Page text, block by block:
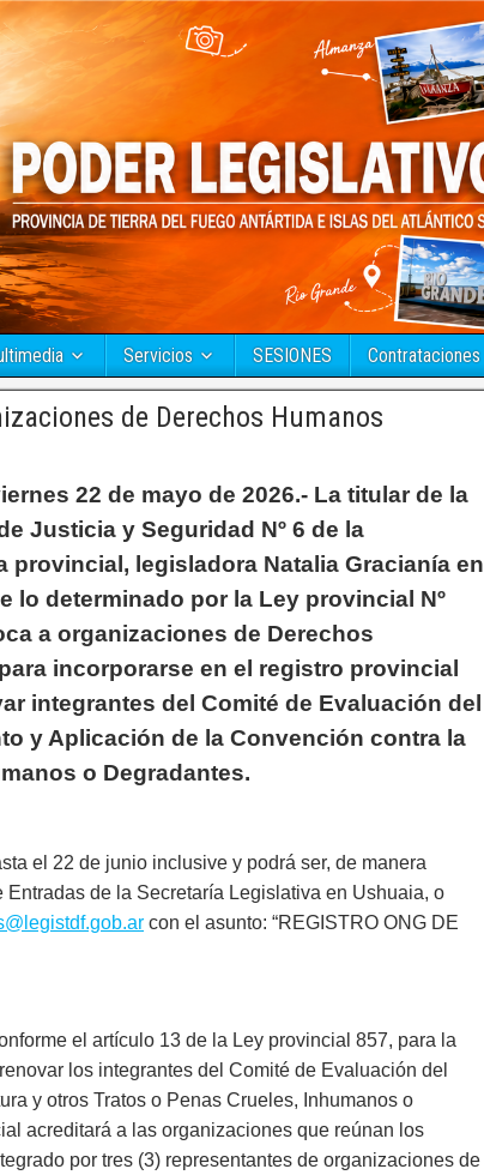
Servicios SESIONES Contrataciones
de Derechos Humanos
22 de mayo de 2026.- La titular de la
Justicia y Seguridad Nº 6 de la
provincial, legisladora Natalia Gracianía en
lo determinado por la Ley provincial Nº
a organizaciones de Derechos
incorporarse en el registro provincial
integrantes del Comité de Evaluación del
y Aplicación de la Convención contra la
o Degradantes.
el 22 de junio inclusive y podrá ser, de manera
de la Secretaría Legislativa en Ushuaia, o
con el asunto: “REGISTRO ONG DE
el artículo 13 de la Ley provincial 857, para la
los integrantes del Comité de Evaluación del
y otros Tratos o Penas Crueles, Inhumanos o
acreditará a las organizaciones que reúnan los
por tres (3) representantes de organizaciones de